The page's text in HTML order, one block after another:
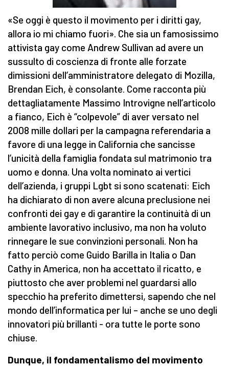
«Se oggi è questo il movimento per i diritti gay,
allora io mi chiamo fuori». Che sia un famosissimo
attivista gay come Andrew Sullivan ad avere un
sussulto di coscienza di fronte alle forzate
dimissioni dell’amministratore delegato di Mozilla,
Brendan Eich, è consolante. Come racconta più
dettagliatamente Massimo Introvigne nell’articolo
a fianco, Eich è “colpevole” di aver versato nel
2008 mille dollari per la campagna referendaria a
favore di una legge in California che sancisse
l’unicità della famiglia fondata sul matrimonio tra
uomo e donna. Una volta nominato ai vertici
dell’azienda, i gruppi Lgbt si sono scatenati: Eich
ha dichiarato di non avere alcuna preclusione nei
confronti dei gay e di garantire la continuità di un
ambiente lavorativo inclusivo, ma non ha voluto
rinnegare le sue convinzioni personali. Non ha
fatto perciò come Guido Barilla in Italia o Dan
Cathy in America, non ha accettato il ricatto, e
piuttosto che aver problemi nel guardarsi allo
specchio ha preferito dimettersi, sapendo che nel
mondo dell’informatica per lui – anche se uno degli
innovatori più brillanti - ora tutte le porte sono
chiuse.
Dunque, il fondamentalismo del movimento